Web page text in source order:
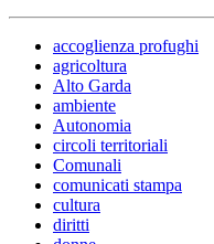
accoglienza profughi
agricoltura
Alto Garda
ambiente
Autonomia
circoli territoriali
Comunali
comunicati stampa
cultura
diritti